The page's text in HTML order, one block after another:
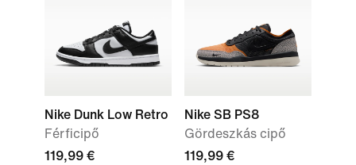
Nike Dunk Low Retro
Férficipő
119,99 €
Nike SB PS8
Gördeszkás cipő
119,99 €